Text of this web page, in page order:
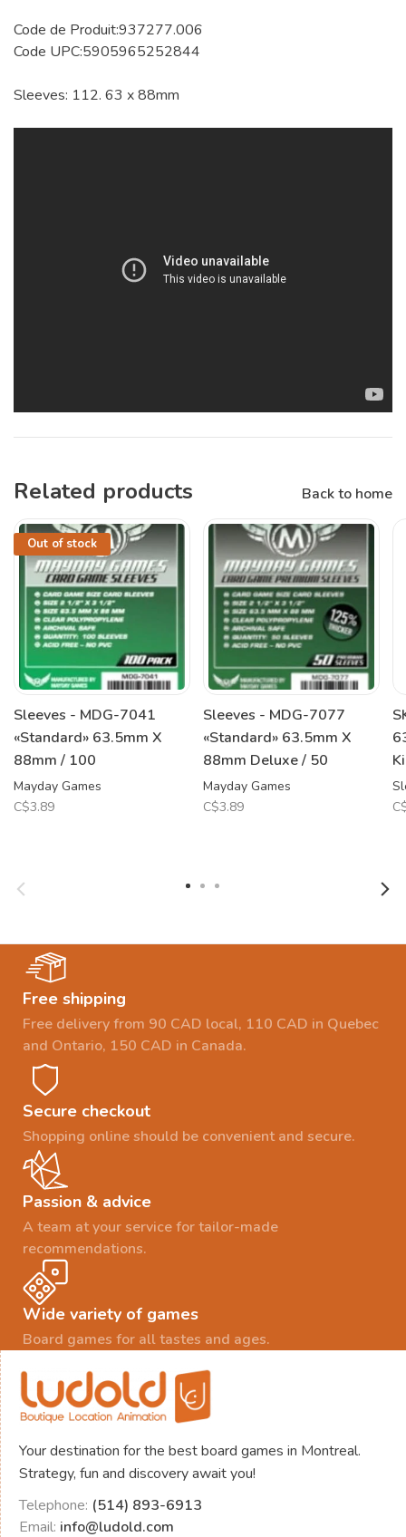
Code de Produit:937277.006
Code UPC:5905965252844
Sleeves: 112. 63 x 88mm
Related products Back to home
Out of stock
Sleeves - MDG-7041
«Standard» 63.5mm X
88mm / 100
Mayday Games
C$3.89
Sleeves - MDG-7077
«Standard» 63.5mm X
88mm Deluxe / 50
Mayday Games
C$3.89
Free shipping
Free delivery from 90 CAD local, 110 CAD in Quebec
and Ontario, 150 CAD in Canada.
Secure checkout
Shopping online should be convenient and secure.
Passion & advice
A team at your service for tailor-made
recommendations.
Wide variety of games
Board games for all tastes and ages.
Your destination for the best board games in Montreal.
Strategy, fun and discovery await you!
Telephone: (514) 893-6913
Email: info@ludold.com